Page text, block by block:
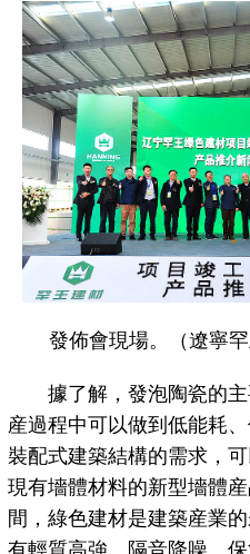
發佈會現場。（遼寧罕
據了解，發泡陶瓷的主
産過程中可以做到低能耗
裝配式建築結構的需求，
現有墻體材料的新型墻體
間，綠色建材是建築産業